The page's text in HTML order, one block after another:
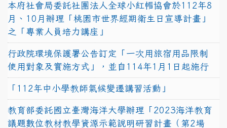
本府社會局委託社團法人全球小紅帽協會於112年8
月、10月辦理「桃園市世界經期衛生日宣導計畫」
之「專業人員培力講座」
行政院環境保護署公告訂定「一次用旅宿用品限制
使用對象及實施方式」，並自114年1月1日起施行
「112年中小學教師氣候變遷講習活動」
教育部委託國立臺灣海洋大學辦理「2023海洋教育
議題數位教材教學資源示範說明研習計畫（第2場